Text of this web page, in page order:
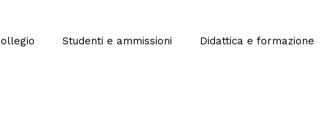
Studenti e ammissioni Didattica e formazione